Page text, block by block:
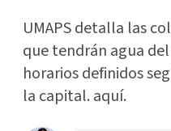
UMAPS detalla las
que tendrán agua
horarios definidos
la capital. aquí.